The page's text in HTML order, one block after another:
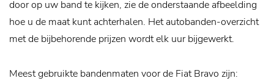
door op uw band te kijken, zie de onderstaande afbeelding
hoe u de maat kunt achterhalen. Het autobanden-overzicht
met de bijbehorende prijzen wordt elk uur bijgewerkt.
Meest gebruikte bandenmaten voor de Fiat Bravo zijn: